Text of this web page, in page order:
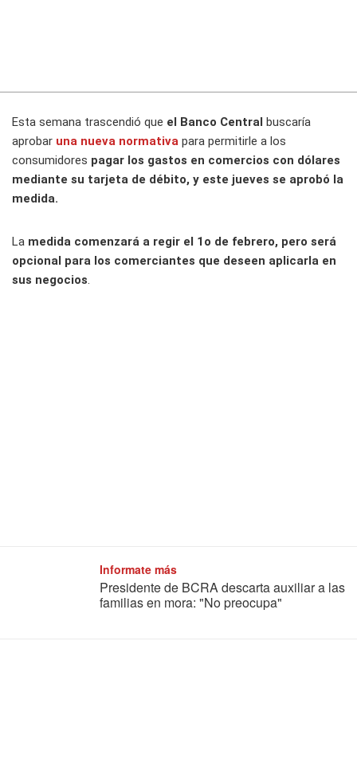
Esta semana trascendió que el Banco Central buscaría
aprobar una nueva normativa para permitirle a los
consumidores pagar los gastos en comercios con dólares
mediante su tarjeta de débito, y este jueves se aprobó la
medida.
La medida comenzará a regir el 1 o de febrero, pero será
opcional para los comerciantes que deseen aplicarla en
sus negocios.
Informate más
Presidente de BCRA descarta auxiliar a las
familias en mora: "No preocupa"